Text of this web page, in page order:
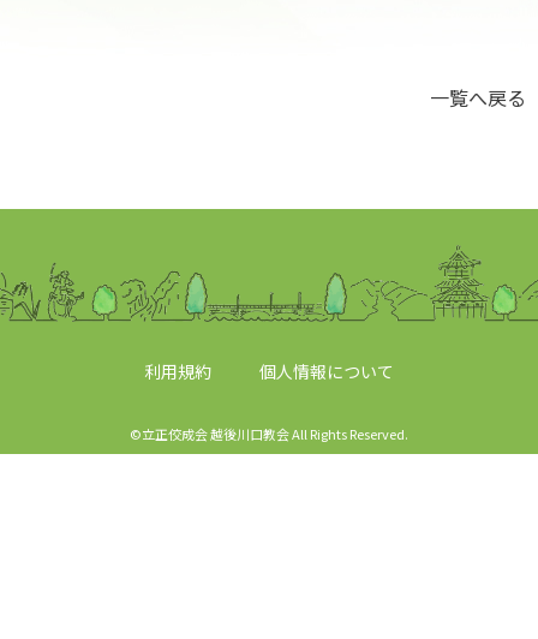
一覧へ戻る
利用規約 個人情報について
©立正佼成会 越後川口教会 All Rights Reserved.